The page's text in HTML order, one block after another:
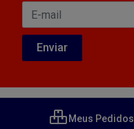
Meus Pedidos